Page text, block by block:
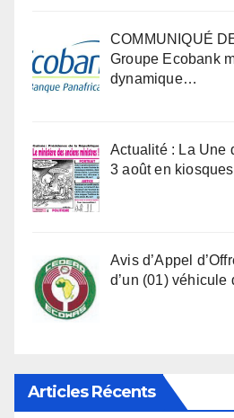
COMMUNIQUÉ
Groupe Ecobank
dynamique…
Actualité : La Une
3 août en
Avis d’Appel
d’un (01)
Articles Récents